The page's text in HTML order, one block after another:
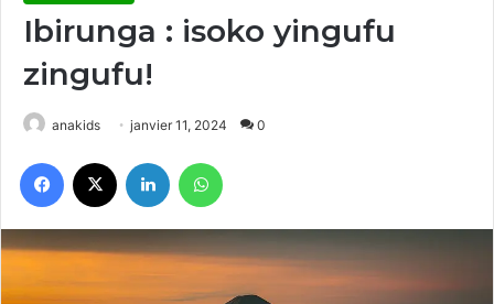
Ibirunga : isoko yingufu
zingufu!
anakids janvier 11, 2024 0
Facebook Linkedin